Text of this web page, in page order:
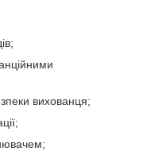
вихованця;